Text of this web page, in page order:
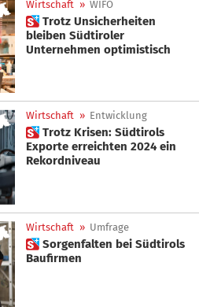
Wirtschaft » WIFO
 Trotz Unsicherheiten
bleiben Südtiroler
Unternehmen optimistisch
Wirtschaft » Entwicklung
 Trotz Krisen: Südtirols
Exporte erreichten 2024 ein
Rekordniveau
Wirtschaft » Umfrage
 Sorgenfalten bei Südtirols
Baufirmen